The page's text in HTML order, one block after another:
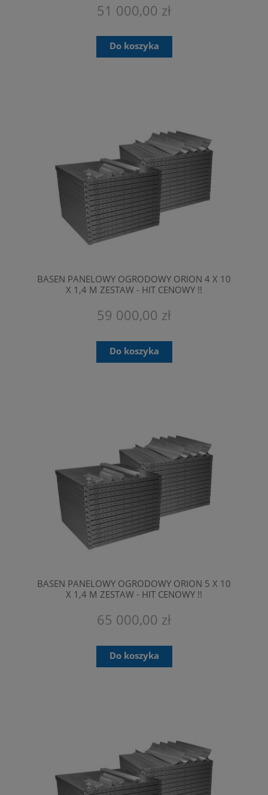
51 000,00 zł
Do koszyka
BASEN PANELOWY OGRODOWY ORION 4 X 10
X 1,4 M ZESTAW - HIT CENOWY !!
PROFESJONALNEGO MONTAŻU.
59 000,00 zł
Do koszyka
BASEN PANELOWY OGRODOWY ORION 5 X 10
X 1,4 M ZESTAW - HIT CENOWY !!
PROFESJONALNEGO MONTAŻU.
65 000,00 zł
Do koszyka